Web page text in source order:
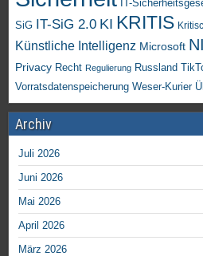
IT-
SiG IT-SiG 2.0 KI KRITIS
Künstliche Intelligenz Microsoft
Privacy Recht Regulierung Russland
Vorratsdatenspeicherung Weser-Kurier
Archiv
Juli 2026
Juni 2026
Mai 2026
April 2026
März 2026